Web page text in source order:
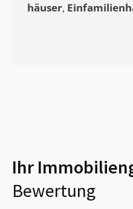
häuser,
Ihr
Bewertung